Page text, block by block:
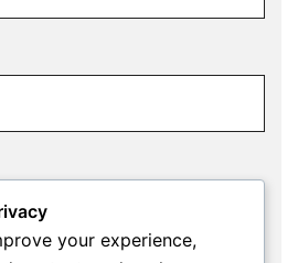
your experience,